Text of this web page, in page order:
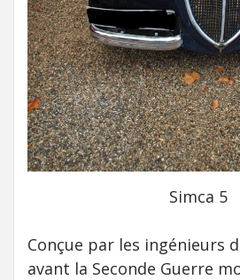
Simca 5
Conçue par les ingénieurs
avant la Seconde Guerre